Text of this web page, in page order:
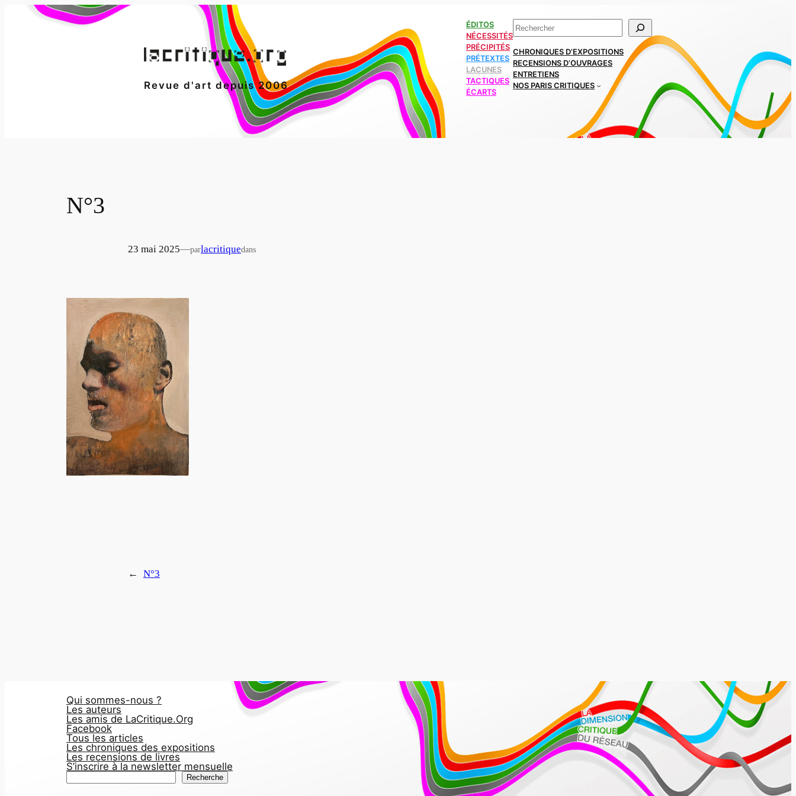
Revue d'art depuis 2006
ÉDITOS
NÉCESSITÉS
PRÉCIPITÉS
PRÉTEXTES
LACUNES
TACTIQUES
ÉCARTS
Rechercher
CHRONIQUES D’EXPOSITIONS
RECENSIONS D’OUVRAGES
ENTRETIENS
NOS PARIS CRITIQUES
N°3
23 mai 2025—parlacritiquedans
← N°3
Qui sommes-nous ?
Les auteurs
Les amis de LaCritique.Org
Facebook
Tous les articles
Les chroniques des expositions
Les recensions de livres
S’inscrire à la newsletter mensuelle
Recherche